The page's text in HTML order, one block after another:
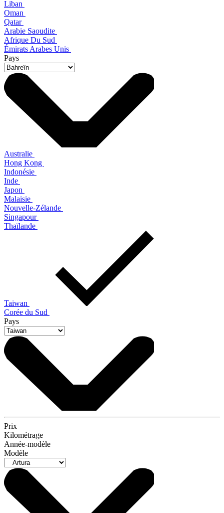
Liban
Oman
Qatar
Arabie Saoudite
Afrique Du Sud
Émirats Arabes Unis
Pays
Australie
Hong Kong
Indonésie
Inde
Japon
Malaisie
Nouvelle-Zélande
Singapour
Thaïlande
Taiwan
Corée du Sud
Pays
Prix
Kilométrage
Année-modèle
Modèle